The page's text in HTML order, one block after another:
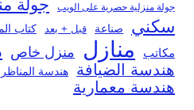
جولة منزلية حصرية على الويب جولة
سكني صناعة قبل + بعد كتاب
مكاتب منازل منزل خاص
هندسة الضيافة هندسة المناظر
هندسة معمارية